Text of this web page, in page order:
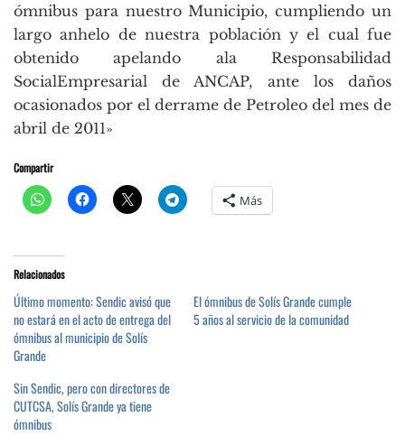
ómnibus para nuestro Municipio, cumpliendo un
largo anhelo de nuestra población y el cual fue
obtenido apelando ala Responsabilidad
SocialEmpresarial de ANCAP, ante los daños
ocasionados por el derrame de Petroleo del mes de
abril de 2011»
Compartir
Más
Relacionados
Último momento: Sendic avisó que
no estará en el acto de entrega del
ómnibus al municipio de Solís
Grande
El ómnibus de Solís Grande cumple
5 años al servicio de la comunidad
Sin Sendic, pero con directores de
CUTCSA, Solís Grande ya tiene
ómnibus